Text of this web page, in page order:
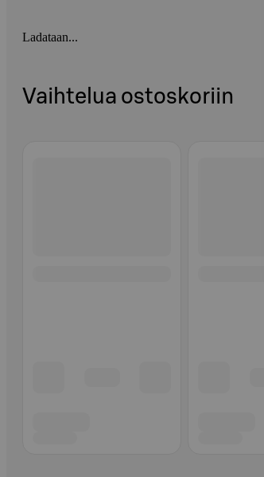
Ladataan...
Vaihtelua ostoskoriin